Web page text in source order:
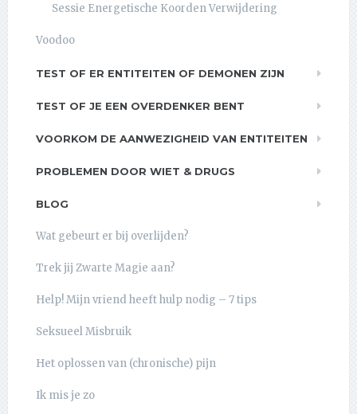
Sessie Energetische Koorden Verwijdering
Voodoo
TEST OF ER ENTITEITEN OF DEMONEN ZIJN
TEST OF JE EEN OVERDENKER BENT
VOORKOM DE AANWEZIGHEID VAN ENTITEITEN
PROBLEMEN DOOR WIET & DRUGS
BLOG
Wat gebeurt er bij overlijden?
Trek jij Zwarte Magie aan?
Help! Mijn vriend heeft hulp nodig – 7 tips
Seksueel Misbruik
Het oplossen van (chronische) pijn
Ik mis je zo